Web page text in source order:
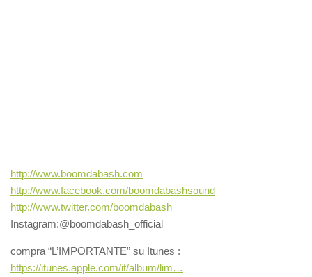
http://www.boomdabash.com
http://www.facebook.com/boomdabashsound
http://www.twitter.com/boomdabash
Instagram:@boomdabash_official
compra “L’IMPORTANTE” su Itunes :
https://itunes.apple.com/it/album/lim…